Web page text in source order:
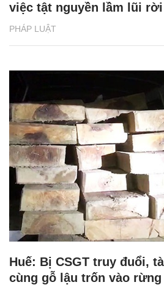
PHÁP LUẬT
việc tật nguyền lầm lũi
Huế: Bị CSGT truy đuổi,
cùng gỗ lậu trốn vào rừng